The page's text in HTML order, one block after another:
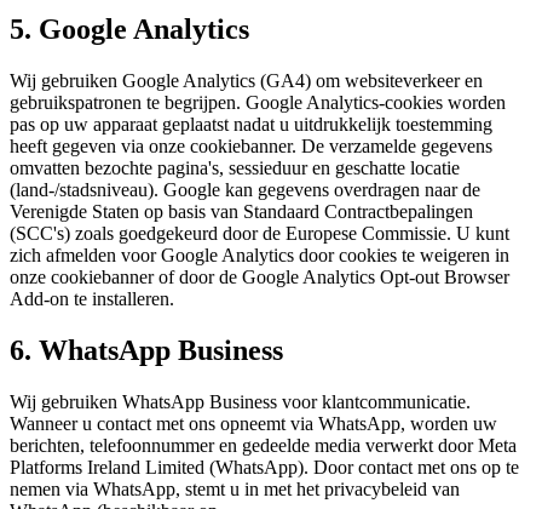
5. Google Analytics
Wij gebruiken Google Analytics (GA4) om websiteverkeer en
gebruikspatronen te begrijpen. Google Analytics-cookies worden
pas op uw apparaat geplaatst nadat u uitdrukkelijk toestemming
heeft gegeven via onze cookiebanner. De verzamelde gegevens
omvatten bezochte pagina's, sessieduur en geschatte locatie
(land-/stadsniveau). Google kan gegevens overdragen naar de
Verenigde Staten op basis van Standaard Contractbepalingen
(SCC's) zoals goedgekeurd door de Europese Commissie. U kunt
zich afmelden voor Google Analytics door cookies te weigeren in
onze cookiebanner of door de Google Analytics Opt-out Browser
Add-on te installeren.
6. WhatsApp Business
Wij gebruiken WhatsApp Business voor klantcommunicatie.
Wanneer u contact met ons opneemt via WhatsApp, worden uw
berichten, telefoonnummer en gedeelde media verwerkt door Meta
Platforms Ireland Limited (WhatsApp). Door contact met ons op te
nemen via WhatsApp, stemt u in met het privacybeleid van